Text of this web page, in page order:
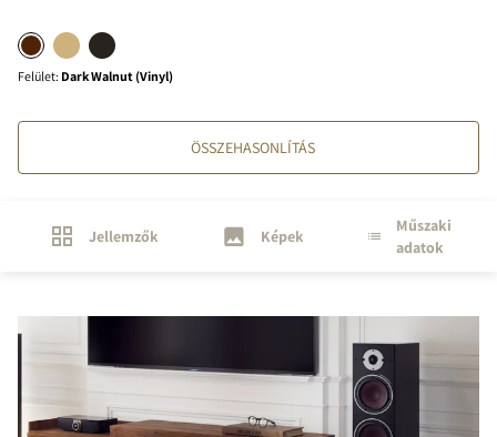
Felület: Dark Walnut (Vinyl)
ÖSSZEHASONLÍTÁS
Jellemzők Képek
Műszaki
adatok